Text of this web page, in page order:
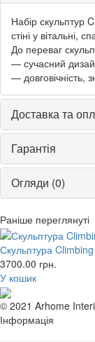
Набір скульптур
стіні у вітальні,
До переваг
— сучасний
— довговічність,
Доставка та
Гарантія
Огляди (0)
Раніше переглянуті
Скульптура
3700.00 грн.
У кошик
© 2021 Arhome
Інформація